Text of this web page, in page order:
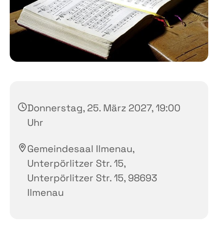
Donnerstag, 25. März 2027, 19:00
Uhr
Gemeindesaal Ilmenau,
Unterpörlitzer Str. 15,
Unterpörlitzer Str. 15, 98693
Ilmenau